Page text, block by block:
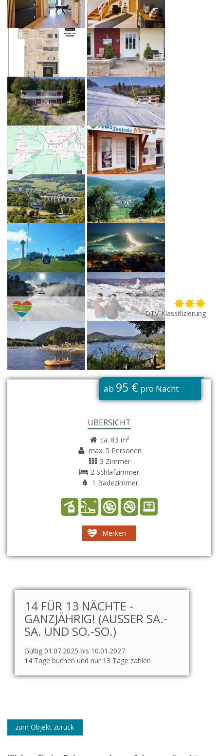
DTV-Klassifizierung
ab 95 € pro Nacht
ÜBERSICHT
ca. 83 m²
max. 5 Personen
3 Zimmer
2 Schlafzimmer
1 Badezimmer
Merken
14 FÜR 13 NÄCHTE -
GANZJÄHRIG! (AUSSER SA.-S
A. UND SO.-SO.)
Gültig 01.07.2025 bis 10.01.2027
14 Tage buchen und nur 13 Tage zahlen
zum Objekt zurück